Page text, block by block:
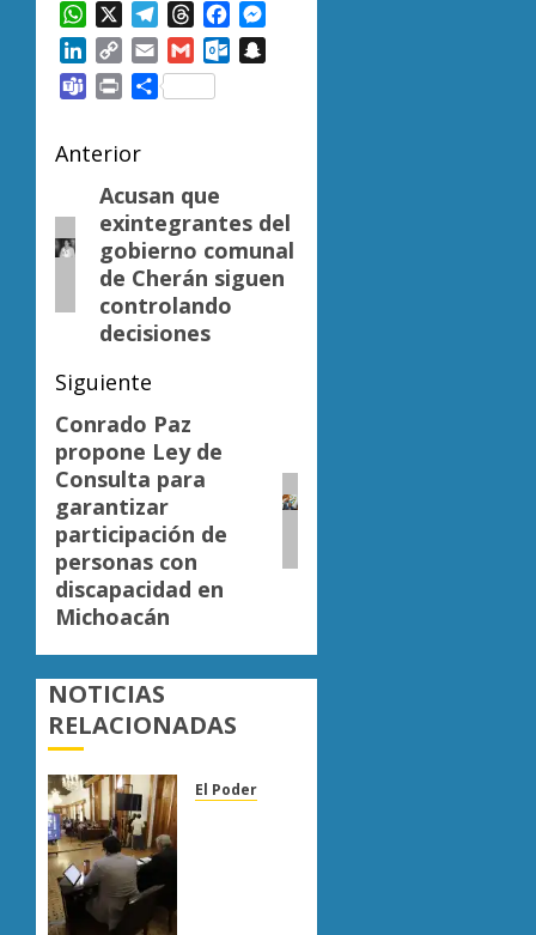
WhatsAppTelegram
ThreadsFacebook
LinkedIn
Copy
Link
Email GmailOutlook.com
TeamsPrintCompartir
Navegación
de
entradas
Anterior
Entrada
anterior:
Acusan que
exintegrantes del
gobierno comunal
de Cherán siguen
controlando
decisiones
Siguiente
Siguiente
entrada:
Conrado Paz
propone Ley de
Consulta para
garantizar
participación de
personas con
discapacidad en
Michoacán
NOTICIAS
RELACIONADAS
El Poder